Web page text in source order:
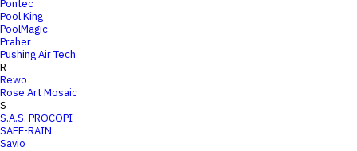
Pontec
Pool King
PoolMagic
Praher
Pushing Air Tech
R
Rewo
Rose Art Mosaic
S
S.A.S. PROCOPI
SAFE-RAIN
Savio